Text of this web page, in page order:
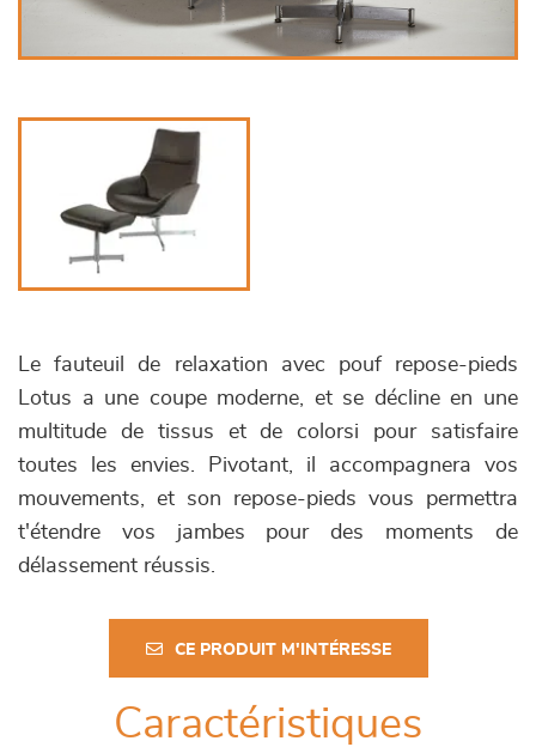
Le fauteuil de relaxation avec pouf repose-pieds
Lotus a une coupe moderne, et se décline en une
multitude de tissus et de colorsi pour satisfaire
toutes les envies. Pivotant, il accompagnera vos
mouvements, et son repose-pieds vous permettra
t'étendre vos jambes pour des moments de
délassement réussis.
CE PRODUIT M'INTÉRESSE
Caractéristiques